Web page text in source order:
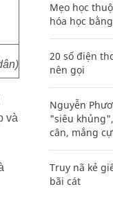
và
Mẹo học
hóa học
20 số điện
nên gọi
Nguyễn
"siêu
cân, mắng
Truy nã kẻ
bãi cát